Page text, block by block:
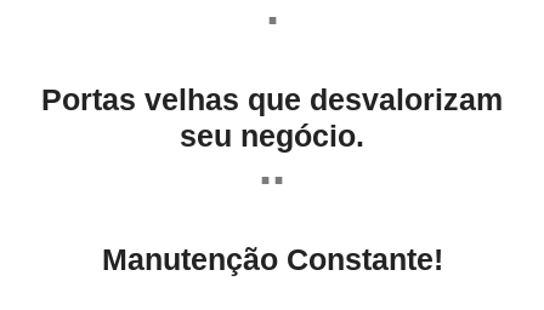
Portas velhas que desvalorizam
seu negócio.
..
Manutenção Constante!